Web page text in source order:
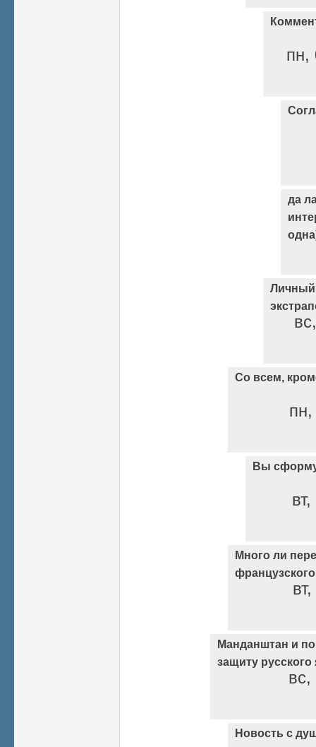
пн,
да
Личный
Со всем,
Вы
Много ли
Манданштан и
защиту русского
Новость с